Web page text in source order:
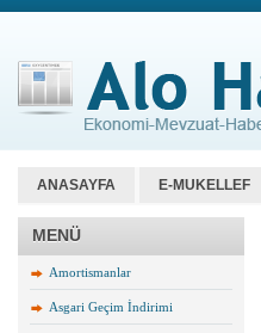
ANASAYFA E-MUKELLEF
MENÜ
Amortismanlar
Asgari Geçim İndirimi